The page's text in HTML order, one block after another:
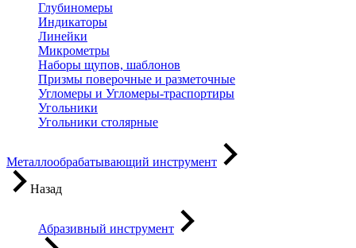
Глубиномеры
Индикаторы
Линейки
Микрометры
Наборы щупов, шаблонов
Призмы поверочные и разметочные
Угломеры и Угломеры-траспортиры
Угольники
Угольники столярные
Металлообрабатывающий инструмент
Назад
Абразивный инструмент